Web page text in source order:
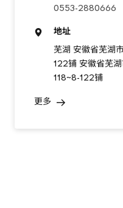
0553-2880666
地址
芜湖 安徽省芜湖
122铺 安徽省芜
118~8-122铺
更多